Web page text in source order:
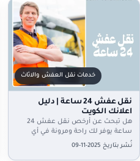
خدمات نقل العفش والاثاث
نقل عفش 24 ساعة | دليل
اعلانك الكويت
هل تبحث عن أرخص نقل عفش 24
ساعة يوفر لك راحة ومرونة في أي
وقت من اليوم لأن دليل إعلانك…
نُشر بتاريخ 2025-11-09